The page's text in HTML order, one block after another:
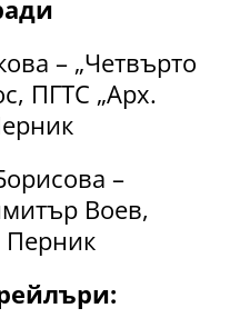
– „Четвърто
ПГТС „Арх.
–
Воев,
Перник